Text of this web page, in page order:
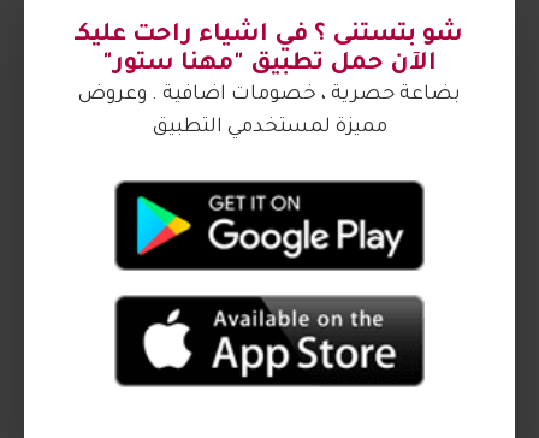
ترنج ستاتي أنيق 1011473
₪90.00
ترنج ستاتي أنيق 1011472
₪90.00
1011459